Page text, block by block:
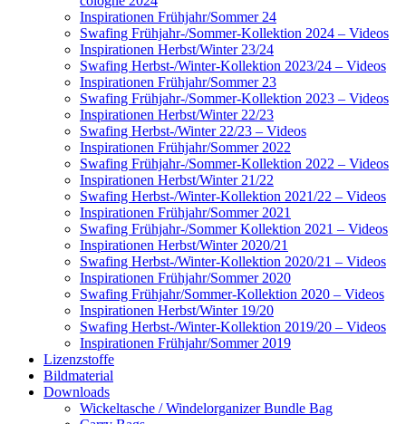
Inspirationen Frühjahr/Sommer 24
Swafing Frühjahr-/Sommer-Kollektion 2024 – Videos
Inspirationen Herbst/Winter 23/24
Swafing Herbst-/Winter-Kollektion 2023/24 – Videos
Inspirationen Frühjahr/Sommer 23
Swafing Frühjahr-/Sommer-Kollektion 2023 – Videos
Inspirationen Herbst/Winter 22/23
Swafing Herbst-/Winter 22/23 – Videos
Inspirationen Frühjahr/Sommer 2022
Swafing Frühjahr-/Sommer-Kollektion 2022 – Videos
Inspirationen Herbst/Winter 21/22
Swafing Herbst-/Winter-Kollektion 2021/22 – Videos
Inspirationen Frühjahr/Sommer 2021
Swafing Frühjahr-/Sommer Kollektion 2021 – Videos
Inspirationen Herbst/Winter 2020/21
Swafing Herbst-/Winter-Kollektion 2020/21 – Videos
Inspirationen Frühjahr/Sommer 2020
Swafing Frühjahr/Sommer-Kollektion 2020 – Videos
Inspirationen Herbst/Winter 19/20
Swafing Herbst-/Winter-Kollektion 2019/20 – Videos
Inspirationen Frühjahr/Sommer 2019
Lizenzstoffe
Bildmaterial
Downloads
Wickeltasche / Windelorganizer Bundle Bag